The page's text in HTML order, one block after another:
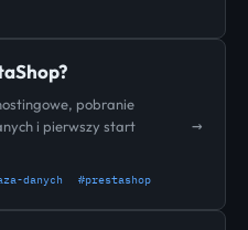
pobranie
i pierwszy start
danych #prestashop
→